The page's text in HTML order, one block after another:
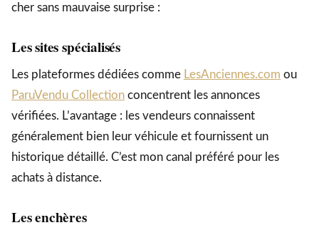
cher sans mauvaise surprise :
Les sites spécialisés
Les plateformes dédiées comme LesAnciennes.com ou
ParuVendu Collection concentrent les annonces
vérifiées. L’avantage : les vendeurs connaissent
généralement bien leur véhicule et fournissent un
historique détaillé. C’est mon canal préféré pour les
achats à distance.
Les enchères